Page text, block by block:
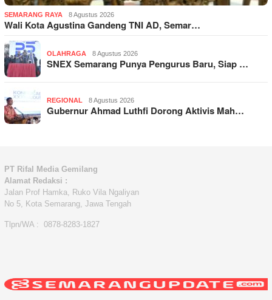
SEMARANG RAYA 8 Agustus 2026
Wali Kota Agustina Gandeng TNI AD, Semar…
OLAHRAGA 8 Agustus 2026
SNEX Semarang Punya Pengurus Baru, Siap …
REGIONAL 8 Agustus 2026
Gubernur Ahmad Luthfi Dorong Aktivis Mah…
PT Rifal Media Gemilang
Alamat Redaksi :
Jalan Prof Hamka, Ruko Vila Ngaliyan
No 5, Kota Semarang, Jawa Tengah
Tlpn/WA : 0878-8283-1827